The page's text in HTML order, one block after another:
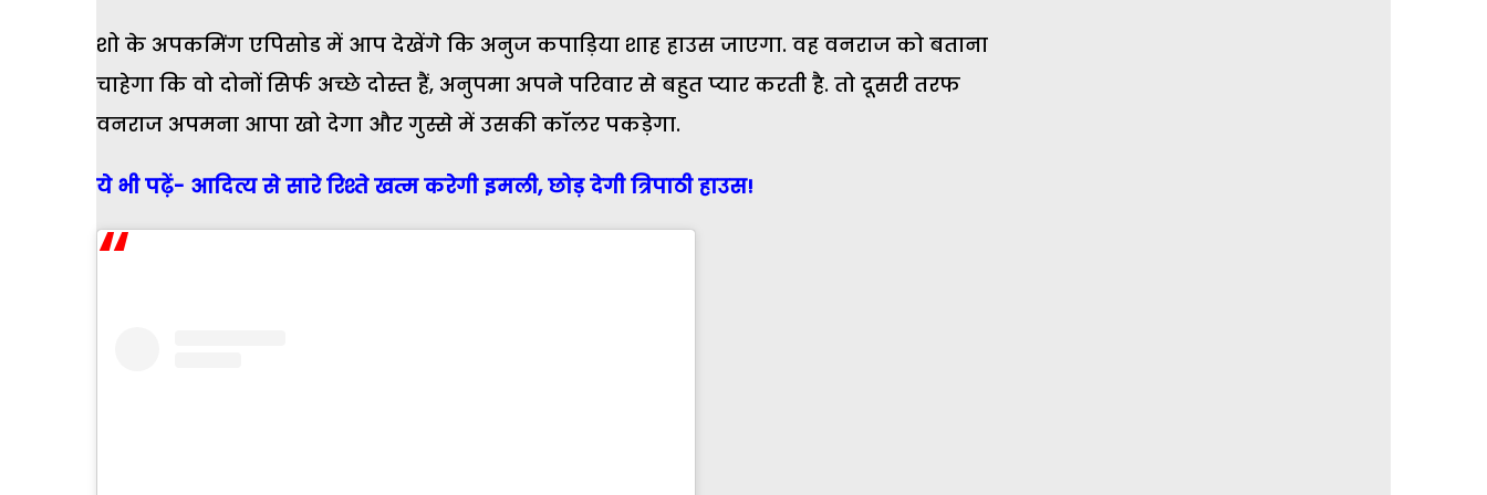
शो के अपकमिंग एपिसोड में आप देखेंगे कि अनुज कपाड़िया शाह हाउस जाएगा. वह वनराज को बताना
चाहेगा कि वो दोनों सिर्फ अच्छे दोस्त हैं, अनुपमा अपने परिवार से बहुत प्यार करती है. तो दूसरी तरफ
वनराज अपमना आपा खो देगा और गुस्से में उसकी कॉलर पकड़ेगा.
ये भी पढ़ें- आदित्य से सारे रिश्ते खत्म करेगी इमली, छोड़ देगी त्रिपाठी हाउस!